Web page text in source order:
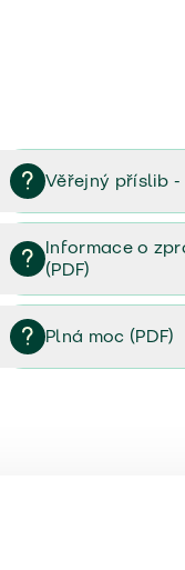
Věřejný příslib
Věřejný příslib
Informace o
(PDF)
Informace o
Plná moc (PDF)